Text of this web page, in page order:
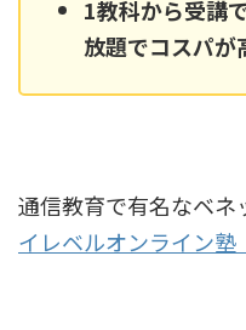
1教科から受講
放題でコスパが
通信教育で有名なベネ
イレベルオンライン塾